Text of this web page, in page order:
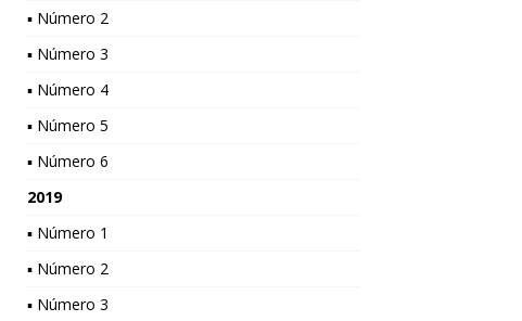
▪ Número 2
▪ Número 3
▪ Número 4
▪ Número 5
▪ Número 6
2019
▪ Número 1
▪ Número 2
▪ Número 3